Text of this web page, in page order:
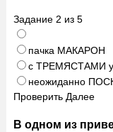
Задание 2 из 5
пачка МАКАРОН
с ТРЕМЯСТАМИ
неожиданно
Проверить Далее
В одном из